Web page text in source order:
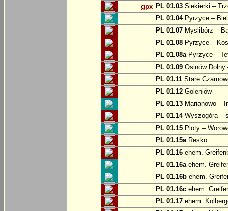
gpx PL 01.03 Siekierki –
PL 01.04Pyrzyce –
PL 01.07 Myslibórz –
PL 01.08 Pyrzyce –
PL 01.08aPyrzyce –
PL 01.09 Osinów Dolny
PL 01.11 Stare
PL 01.12 Goleniów
PL 01.13 Marianowo –
PL 01.14Wyszogóra –
PL 01.15 Ploty –
PL 01.15aResko
PL 01.16 ehem.
PL 01.16aehem.
PL 01.16b ehem.
PL 01.16c ehem.
PL 01.17 ehem.